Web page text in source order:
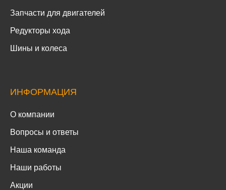
Запчасти для двигателей
Редукторы хода
Шины и колеса
ИНФОРМАЦИЯ
О компании
Вопросы и ответы
Наша команда
Наши работы
Акции